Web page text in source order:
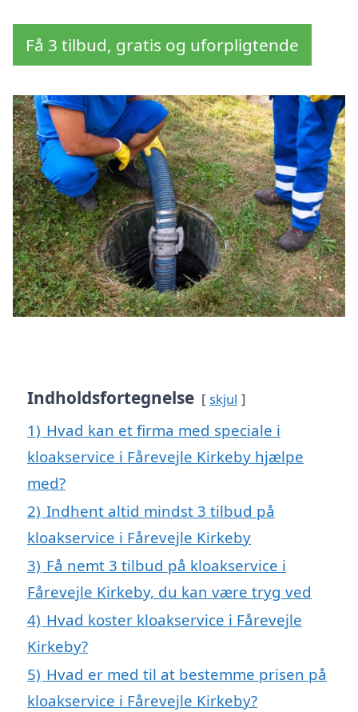
Få 3 tilbud, gratis og uforpligtende
Indholdsfortegnelse skjul
1) Hvad kan et firma med speciale i
kloakservice i Fårevejle Kirkeby hjælpe
med?
2) Indhent altid mindst 3 tilbud på
kloakservice i Fårevejle Kirkeby
3) Få nemt 3 tilbud på kloakservice i
Fårevejle Kirkeby, du kan være tryg ved
4) Hvad koster kloakservice i Fårevejle
Kirkeby?
5) Hvad er med til at bestemme prisen på
kloakservice i Fårevejle Kirkeby?